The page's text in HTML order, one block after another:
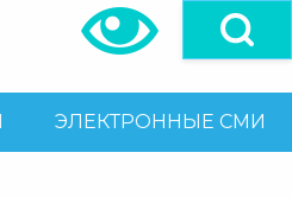
ЭЛЕКТРОННЫЕ СМИ